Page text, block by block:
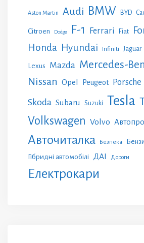
Aston Martin Audi BMW BYD
Citroen Dodge F-1 Ferrari Fiat
Honda Hyundai Infiniti Jaguar
Lexus Mazda Mercedes-
Nissan Opel Peugeot Porsche
Skoda Subaru Suzuki Tesla
Volkswagen Volvo
Авточиталка Безпека
Гібридні автомобілі ДАІ Дороги
Електрокари